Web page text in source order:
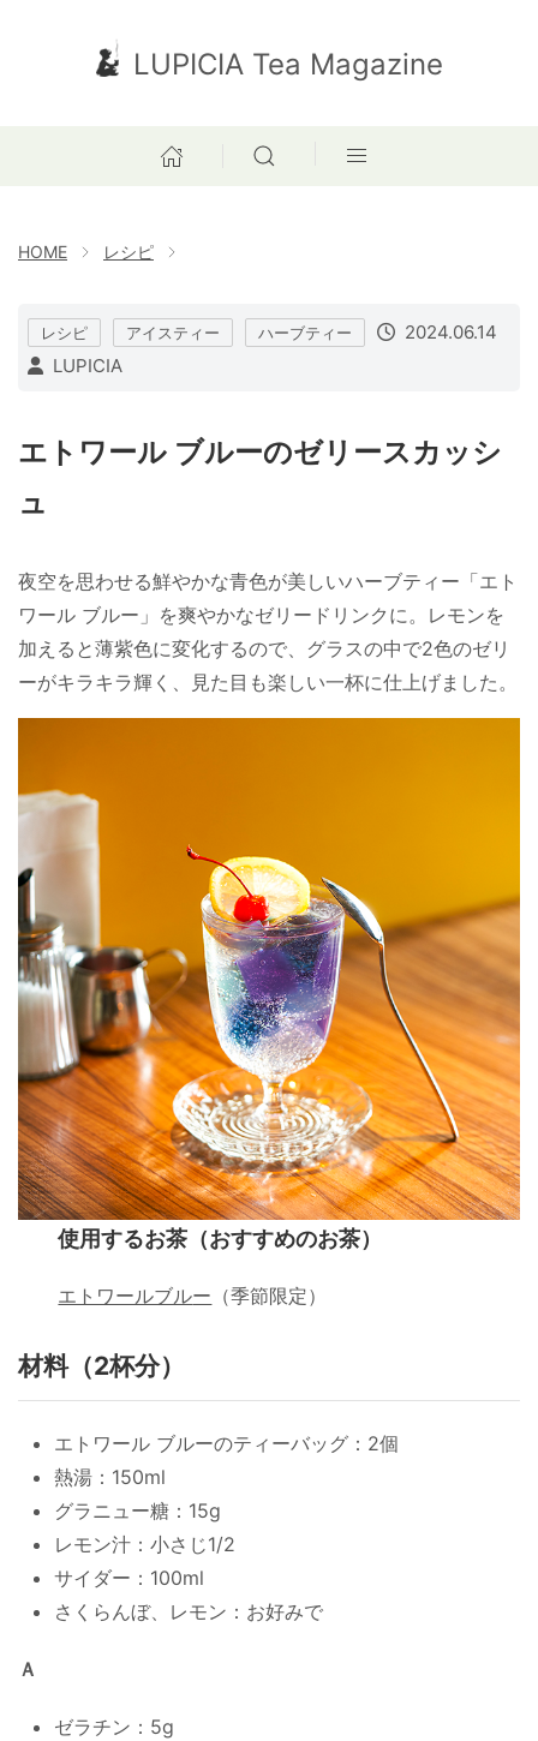
LUPICIA Tea Magazine
HOME レシピ
レシピ アイスティー ハーブティー
2024.06.14
LUPICIA
エトワール ブルーのゼリースカッシ
ュ
夜空を思わせる鮮やかな青色が美しいハーブティー「エト
ワール ブルー」を爽やかなゼリードリンクに。レモンを
加えると薄紫色に変化するので、グラスの中で2色のゼリ
ーがキラキラ輝く、見た目も楽しい一杯に仕上げました。
使用するお茶（おすすめのお茶）
エトワールブルー （季節限定）
材料（2杯分）
エトワール ブルーのティーバッグ：2個
熱湯：150ml
グラニュー糖：15g
レモン汁：小さじ1/2
サイダー：100ml
さくらんぼ、レモン：お好みで
Ａ
ゼラチン：5g